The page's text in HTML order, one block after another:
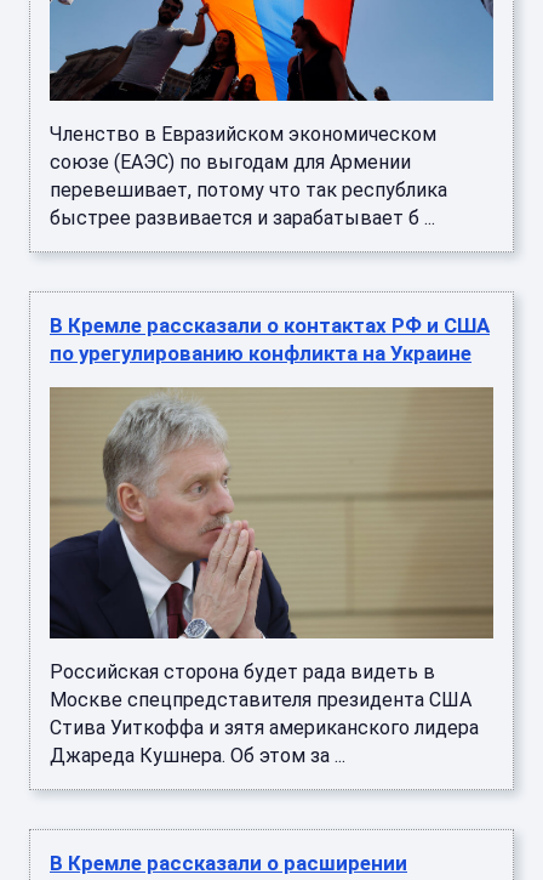
Членство в Евразийском экономическом
союзе (ЕАЭС) по выгодам для Армении
перевешивает, потому что так республика
быстрее развивается и зарабатывает б ...
В Кремле рассказали о контактах РФ и США
по урегулированию конфликта на Украине
Российская сторона будет рада видеть в
Москве спецпредставителя президента США
Стива Уиткоффа и зятя американского лидера
Джареда Кушнера. Об этом за ...
В Кремле рассказали о расширении
буферной зоны с Украиной